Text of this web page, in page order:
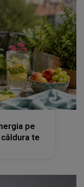
pe
te